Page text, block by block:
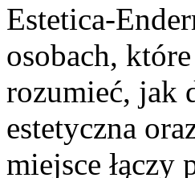
Estetica-
osobach,
rozumieć, jak
estetyczna
miejsce łączy